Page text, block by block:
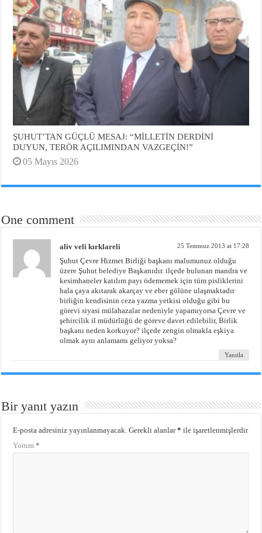
ŞUHUT’TAN GÜÇLÜ MESAJ: “MİLLETİN DERDİNİ
DUYUN, TERÖR AÇILIMINDAN VAZGEÇİN!”
05 Mayıs 2026
One comment
aliv veli kırklareli 25 Temmuz 2013 at 17:28
Şuhut Çevre Hizmet Birliği başkanı malumunuz olduğu
üzere Şuhut belediye Başkanıdır. ilçede bulunan mandra ve
kesimhaneler katılım payı ödememek için tüm pisliklerini
hala çaya akıtarak akarçay ve eber gölüne ulaşmaktadır
birliğin kendisinin ceza yazma yetkisi olduğu gibi bu
görevi siyasi mülahazalar nedeniyle yapamıyorsa Çevre ve
şehircilik il müdürlüğü de göreve davet edilebilir, Birlik
başkanı neden korkuyor? ilçede zengin olmakla eşkiya
olmak aynı anlamamı geliyor yoksa?
Yanıtla
Bir yanıt yazın
E-posta adresiniz yayınlanmayacak. Gerekli alanlar* ile işaretlenmişlerdir
Yorum*